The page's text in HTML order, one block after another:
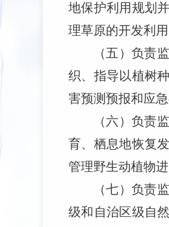
地保护利用规划
理草原的开发利
（五）负责
织、指导以植树
害预测预报和应急
（六）负责
育、栖息地恢复
管理野生动植物进
（七）负责
级和自治区级自